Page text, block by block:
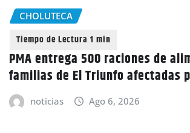
CHOLUTECA
PMA entrega 500 raciones de
familias de El Triunfo afectadas
noticias Ago 6, 2026